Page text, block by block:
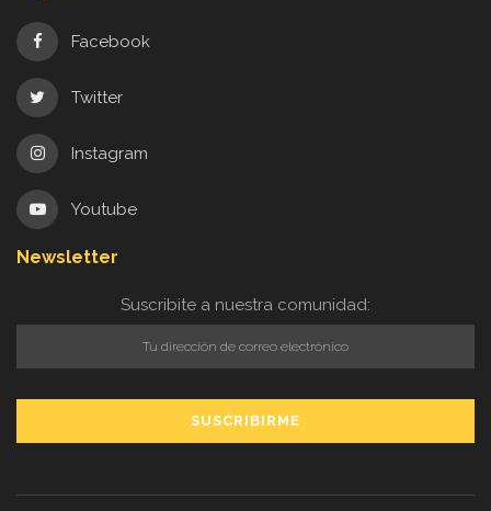
Facebook
Twitter
Instagram
Youtube
Newsletter
Suscribite a nuestra comunidad: